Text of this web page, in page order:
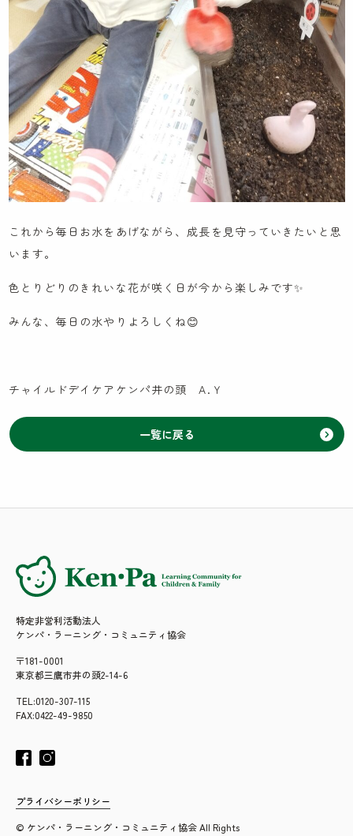
これから毎日お水をあげながら、成長を見守っていきたいと思
います。
色とりどりのきれいな花が咲く日が今から楽しみです✨️
みんな、毎日の水やりよろしくね😊
チャイルドデイケアケンパ井の頭 A.Ｙ
一覧に戻る
特定非営利活動法人
ケンパ・ラーニング・コミュニティ協会
〒181-0001
東京都三鷹市井の頭2-14-6
TEL:0120-307-115
FAX:0422-49-9850
プライバシーポリシー
© ケンパ・ラーニング・コミュニティ協会 All Rights